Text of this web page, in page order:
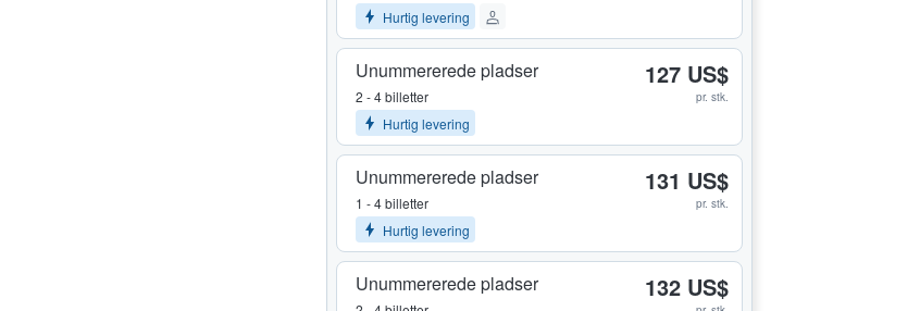
Hurtig levering
Unummererede pladser
2 - 4 billetter
Hurtig levering
127 US$
pr. stk.
Unummererede pladser
1 - 4 billetter
Hurtig levering
131 US$
pr. stk.
Unummererede pladser 132 US$